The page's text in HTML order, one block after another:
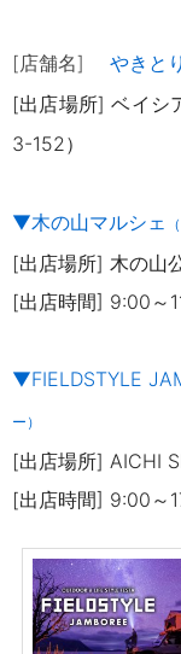
[店舗名] やきと
[出店場所]ベイシ
3-152）
▼木の山マルシェ
[出店場所] 木の山
[出店時間] 9:00～
▼FIELDSTYLE
ー）
[出店場所] AICHI
[出店時間] 9:00～